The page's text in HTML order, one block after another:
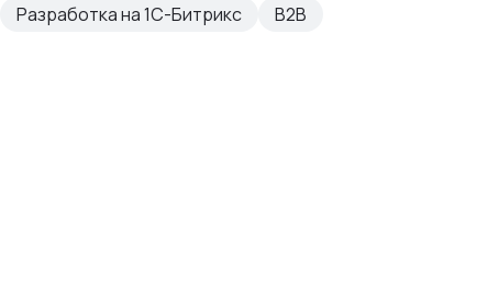
Разработка на 1С-Битрикс
B2B